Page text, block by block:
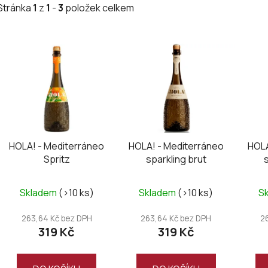
1 z 1 -3 položek celkem
HOLA! - Mediterráneo
Spritz
Skladem (>10 ks)
263,64 Kč bez DPH
319 Kč
HOLA! - Mediterráneo
sparkling brut
Skladem (>10 ks)
263,64 Kč bez DPH
319 Kč